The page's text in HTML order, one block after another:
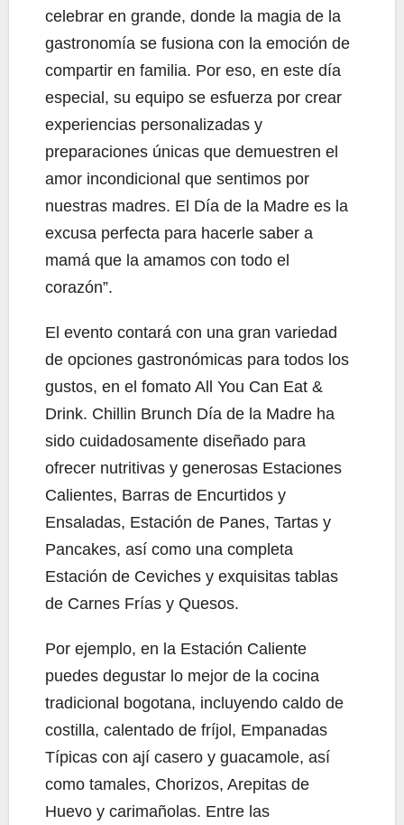
celebrar en grande, donde la magia de la
gastronomía se fusiona con la emoción de
compartir en familia. Por eso, en este día
especial, su equipo se esfuerza por crear
experiencias personalizadas y
preparaciones únicas que demuestren el
amor incondicional que sentimos por
nuestras madres. El Día de la Madre es la
excusa perfecta para hacerle saber a
mamá que la amamos con todo el
corazón”.
El evento contará con una gran variedad
de opciones gastronómicas para todos los
gustos, en el fomato All You Can Eat &
Drink. Chillin Brunch Día de la Madre ha
sido cuidadosamente diseñado para
ofrecer nutritivas y generosas Estaciones
Calientes, Barras de Encurtidos y
Ensaladas, Estación de Panes, Tartas y
Pancakes, así como una completa
Estación de Ceviches y exquisitas tablas
de Carnes Frías y Quesos.
Por ejemplo, en la Estación Caliente
puedes degustar lo mejor de la cocina
tradicional bogotana, incluyendo caldo de
costilla, calentado de fríjol, Empanadas
Típicas con ají casero y guacamole, así
como tamales, Chorizos, Arepitas de
Huevo y carimañolas. Entre las